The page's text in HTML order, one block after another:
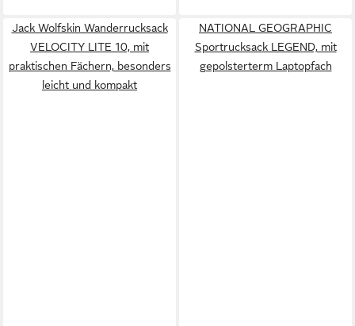
Jack Wolfskin Wanderrucksack
VELOCITY LITE 10, mit
praktischen Fächern, besonders
leicht und kompakt
NATIONAL GEOGRAPHIC
Sportrucksack LEGEND, mit
gepolsterterm Laptopfach